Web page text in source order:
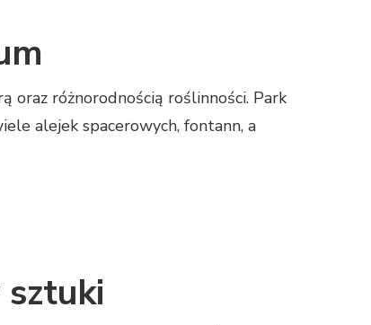
oraz różnorodnością roślinności. Park
alejek spacerowych, fontann, a